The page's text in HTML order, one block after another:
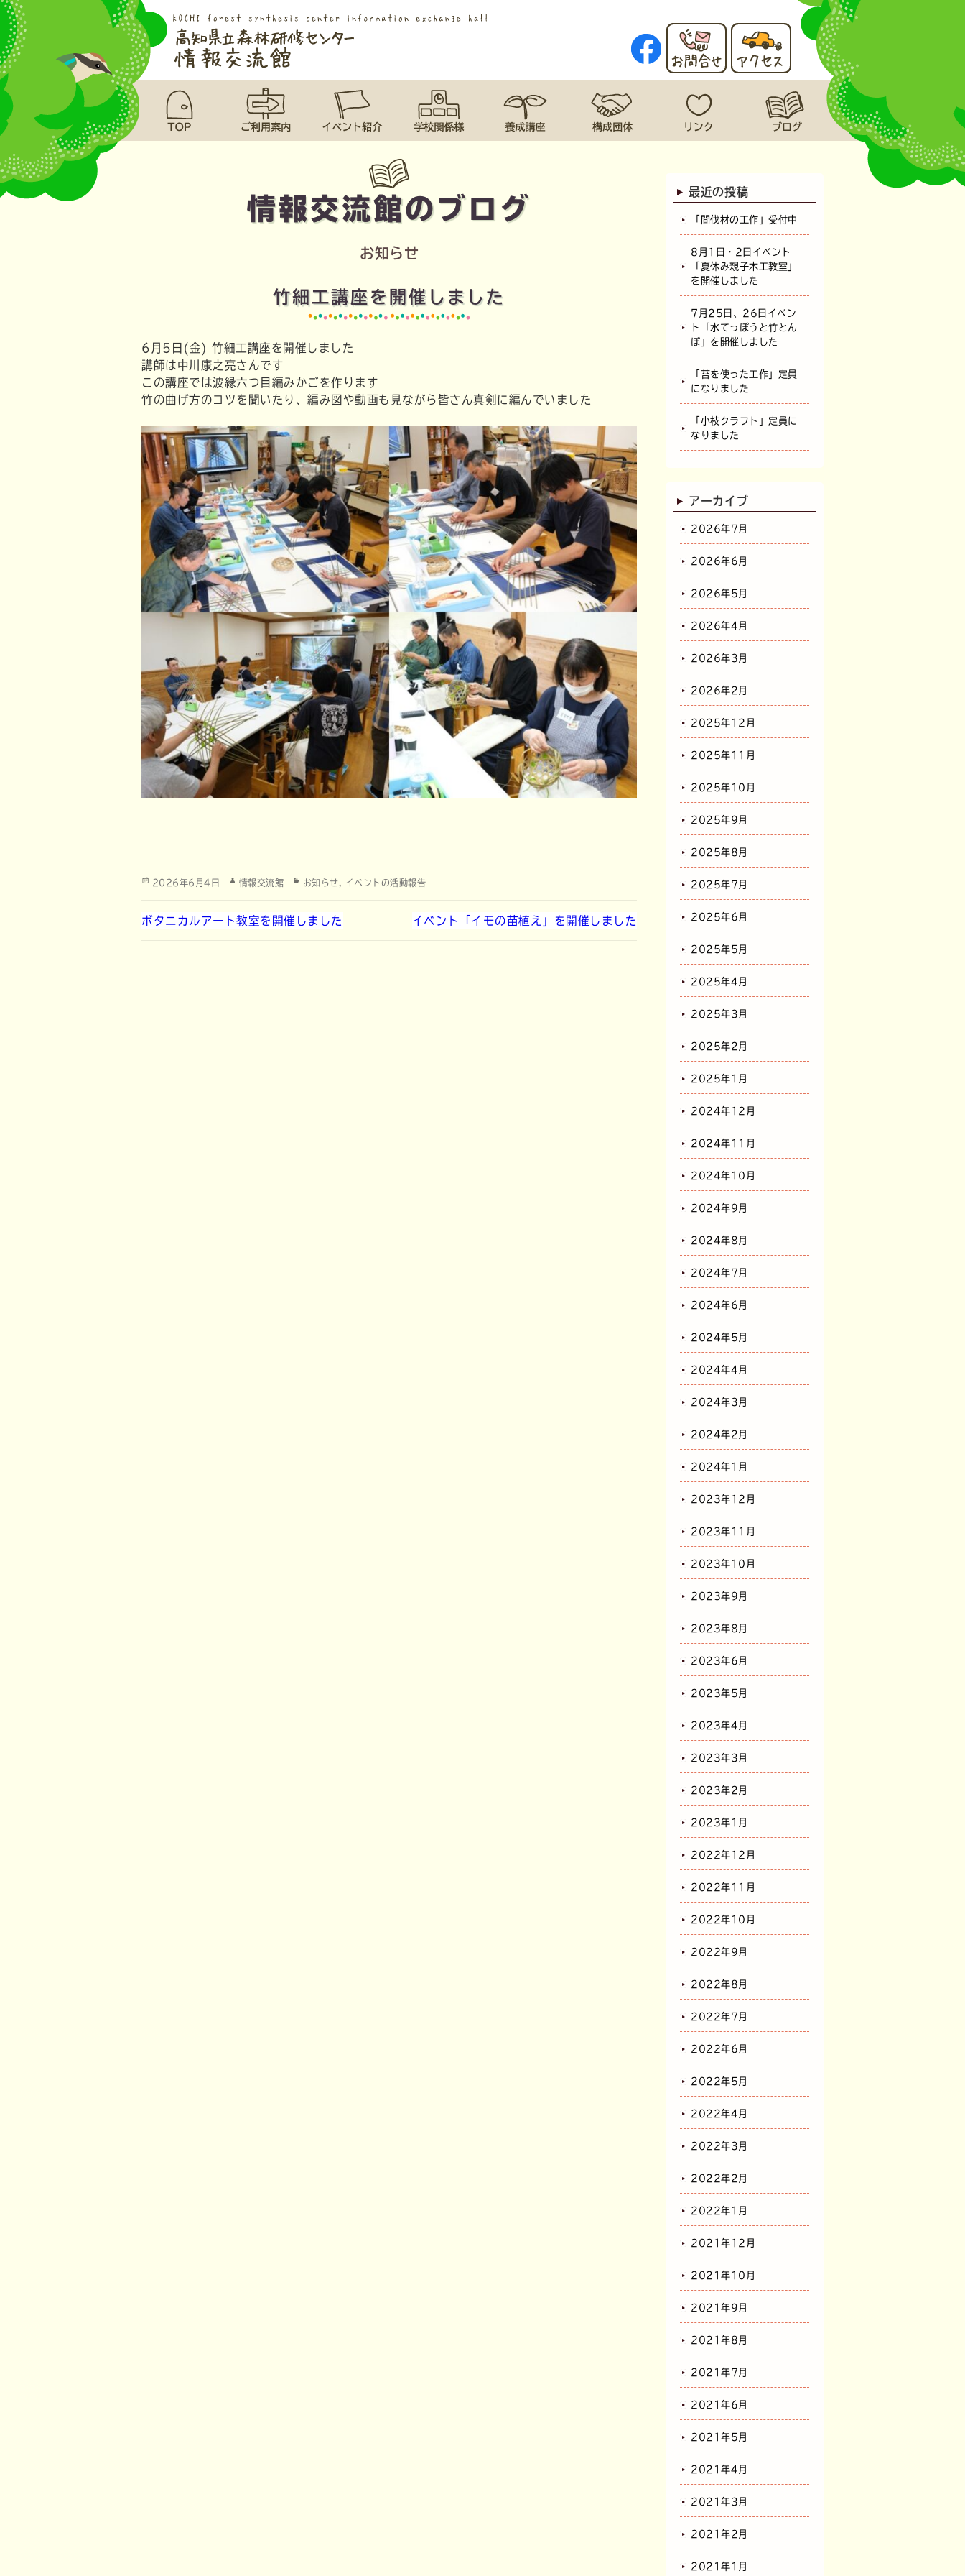
情報交流館のブログ
お知らせ
竹細工講座を開催しました
6月5日(金) 竹細工講座を開催しました
講師は中川康之亮さんです
この講座では波縁六つ目編みかごを作ります
竹の曲げ方のコツを聞いたり、編み図や動画も見ながら皆さん真剣に編んでいました
投
2026年6月4日
作
情報交流館
カ
リ
お知らせ イベントの活動報告
ボタニカルアート教室を開催しました イベント「イモの苗植え」を開催しました
最近の投稿
「間伐材の工作」受付中
8月1日・2日イベント
「夏休み親子木工教室」
を開催しました
7月25日、26日イベン
ト「水てっぽうと竹とん
ぼ」を開催しました
「苔を使った工作」定員
になりました
「小枝クラフト」定員に
なりました
アーカイブ
2026年7月
2026年6月
2026年5月
2026年4月
2026年3月
2026年2月
2025年12月
2025年11月
2025年10月
2025年9月
2025年8月
2025年7月
2025年6月
2025年5月
2025年4月
2025年3月
2025年2月
2025年1月
2024年12月
2024年11月
2024年10月
2024年9月
2024年8月
2024年7月
2024年6月
2024年5月
2024年4月
2024年3月
2024年2月
2024年1月
2023年12月
2023年11月
2023年10月
2023年9月
2023年8月
2023年6月
2023年5月
2023年4月
2023年3月
2023年2月
2023年1月
2022年12月
2022年11月
2022年10月
2022年9月
2022年8月
2022年7月
2022年6月
2022年5月
2022年4月
2022年3月
2022年2月
2022年1月
2021年12月
2021年10月
2021年9月
2021年8月
2021年7月
2021年6月
2021年5月
2021年4月
2021年3月
2021年2月
2021年1月